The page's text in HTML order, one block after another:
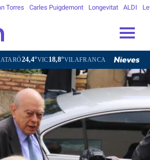
Torres Carles Puigdemont Longevitat ALDI
VILAFRANCA DEL PENEDÈS21,4°VILANOVA I